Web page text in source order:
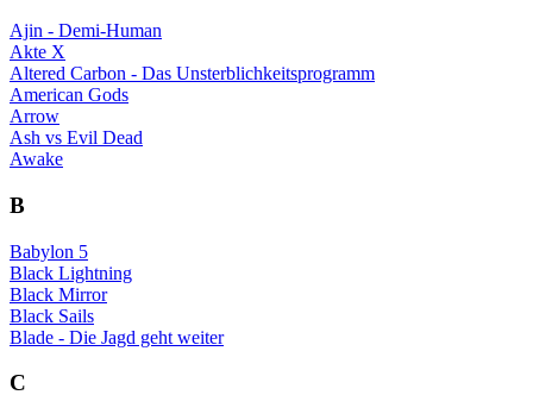
Ajin - Demi-Human
Akte X
Altered Carbon - Das Unsterblichkeitsprogramm
American Gods
Arrow
Ash vs Evil Dead
Awake
B
Babylon 5
Black Lightning
Black Mirror
Black Sails
Blade - Die Jagd geht weiter
C